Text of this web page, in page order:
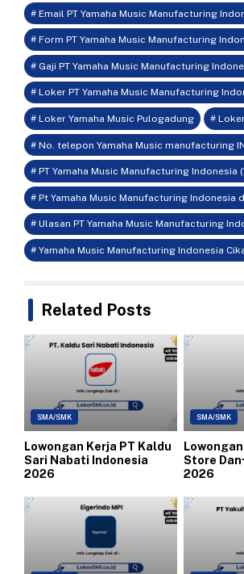
# Email PT Yamaha Music Manufacturing
# Form PT Yamaha Music Manufacturing
# Gaji PT Yamaha Music Manufacturing
# Loker PT Yamaha Music Manufacturing
# Loker Yamaha Music Pulogadung #
# No. telepon Yamaha Music manufacturing
# PT Yamaha Music Manufacturing Indonesia
# Pt Yamaha Music Manufacturing Indonesia
# Ulasan PT Yamaha Music Manufacturing
# Yamaha Music Manufacturing Indonesia
Related Posts
SMA/SMK
Lowongan Kerja PT Kaldu
Sari Nabati Indonesia
2026
SMA/SMK
Store
2026